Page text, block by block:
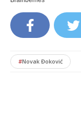
#Novak Đoković